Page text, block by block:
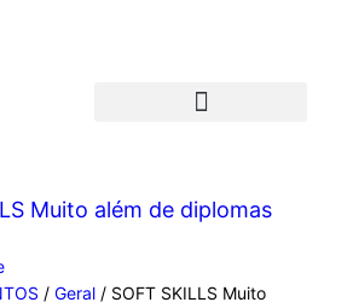
/Geral / SOFT SKILLS Muito